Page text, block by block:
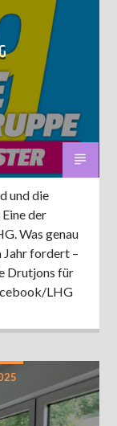
und die
der
Was genau
Jahr fordert –
Drutjons für
LHG